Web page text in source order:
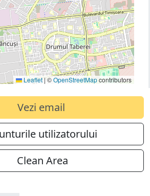
Leaflet |©OpenStreetMapcontributors
Vezi email
utilizatorului
Clean Area